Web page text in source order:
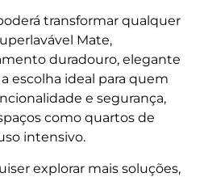
transformar qualquer
Mate,
duradouro, elegante
escolha ideal para quem
e segurança,
como quartos de
intensivo.
explorar mais soluções,